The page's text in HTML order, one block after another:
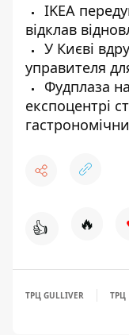
IKEA
відклав
У Києві
управителя
Фудплаза
експоцентрі
👍 🔥
ТРЦ GULLIVER ТРЦ